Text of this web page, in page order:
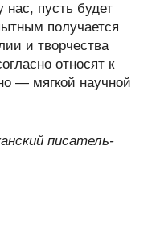
пусть будет
получается
и творчества
относят к
— мягкой научной
писатель-